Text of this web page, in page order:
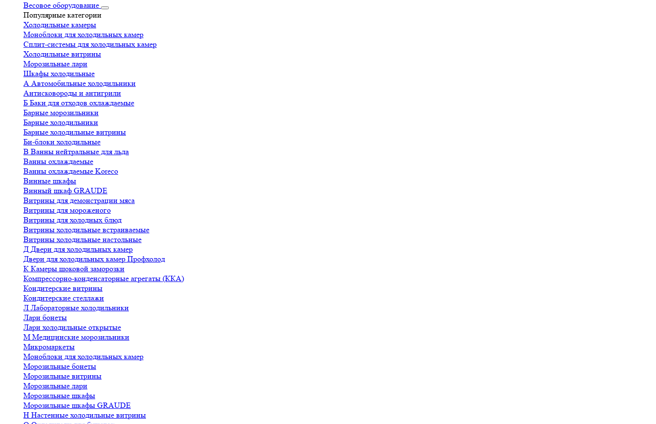
Весовое оборудование
Популярные категории
Холодильные камеры
Моноблоки для холодильных камер
Сплит-системы для холодильных камер
Холодильные витрины
Морозильные лари
Шкафы холодильные
А Автомобильные холодильники
Антисковороды и антигрили
Б Баки для отходов охлаждаемые
Барные морозильники
Барные холодильники
Барные холодильные витрины
Би-блоки холодильные
В Ванны нейтральные для льда
Ванны охлаждаемые
Ванны охлаждаемые Koreco
Винные шкафы
Винный шкаф GRAUDE
Витрины для демонстрации мяса
Витрины для мороженого
Витрины для холодных блюд
Витрины холодильные встраиваемые
Витрины холодильные настольные
Д Двери для холодильных камер
Двери для холодильных камер Профхолод
К Камеры шоковой заморозки
Компрессорно-конденсаторные агрегаты (ККА)
Кондитерские витрины
Кондитерские стеллажи
Л Лабораторные холодильники
Лари бонеты
Лари холодильные открытые
М Медицинские морозильники
Микромаркеты
Моноблоки для холодильных камер
Морозильные бонеты
Морозильные витрины
Морозильные лари
Морозильные шкафы
Морозильные шкафы GRAUDE
Н Настенные холодильные витрины